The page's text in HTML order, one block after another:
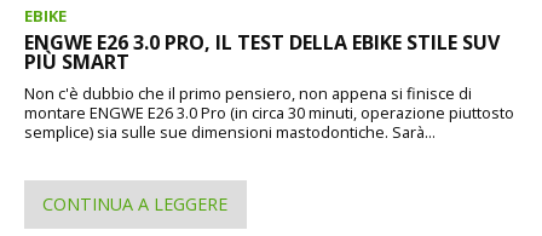
EBIKE
ENGWE E26 3.0 PRO, IL TEST DELLA EBIKE STILE SUV
PIÙ SMART
Non c'è dubbio che il primo pensiero, non appena si finisce di
montare ENGWE E26 3.0 Pro (in circa 30 minuti, operazione piuttosto
semplice) sia sulle sue dimensioni mastodontiche. Sarà...
CONTINUA A LEGGERE